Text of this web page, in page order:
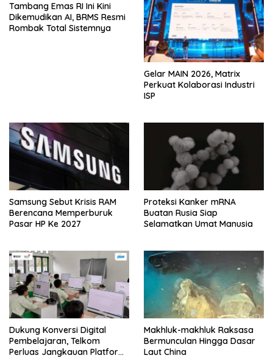
Tambang Emas RI Ini Kini
Dikemudikan AI, BRMS Resmi
Rombak Total Sistemnya
Gelar MAIN 2026, Matrix
Perkuat Kolaborasi Industri
ISP
Samsung Sebut Krisis RAM
Berencana Memperburuk
Pasar HP Ke 2027
Proteksi Kanker mRNA
Buatan Rusia Siap
Selamatkan Umat Manusia
Dukung Konversi Digital
Pembelajaran, Telkom
Perluas Jangkauan Platform
Makhluk-makhluk Raksasa
Bermunculan Hingga Dasar
Laut China